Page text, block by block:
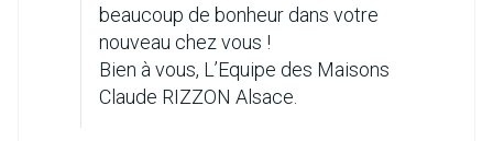
beaucoup de bonheur dans votre
nouveau chez vous !
Bien à vous, L’Equipe des Maisons
Claude RIZZON Alsace.